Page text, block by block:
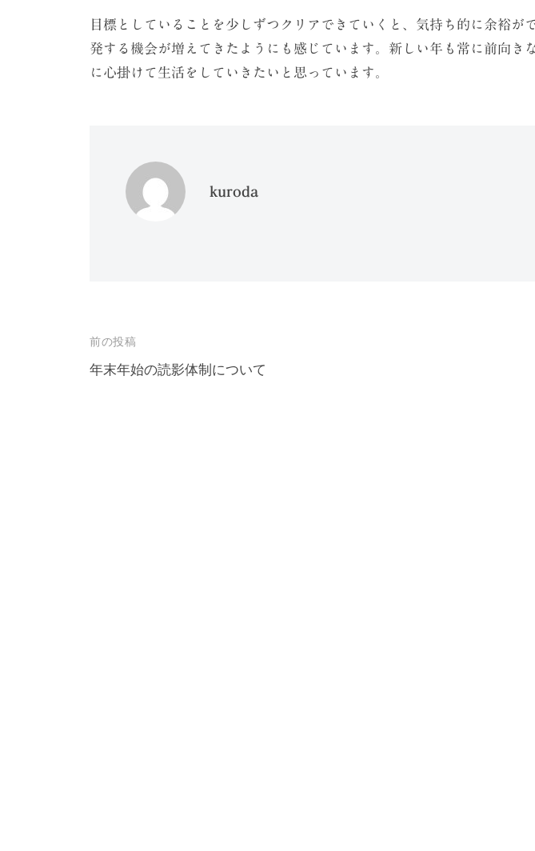
目標としていることを少しずつクリアできていくと、気持ち的に余裕が
発する機会が増えてきたようにも感じています。新しい年も常に前向き
に心掛けて生活をしていきたいと思っています。
kuroda
投
稿
前の投稿
年末年始の読影体制について